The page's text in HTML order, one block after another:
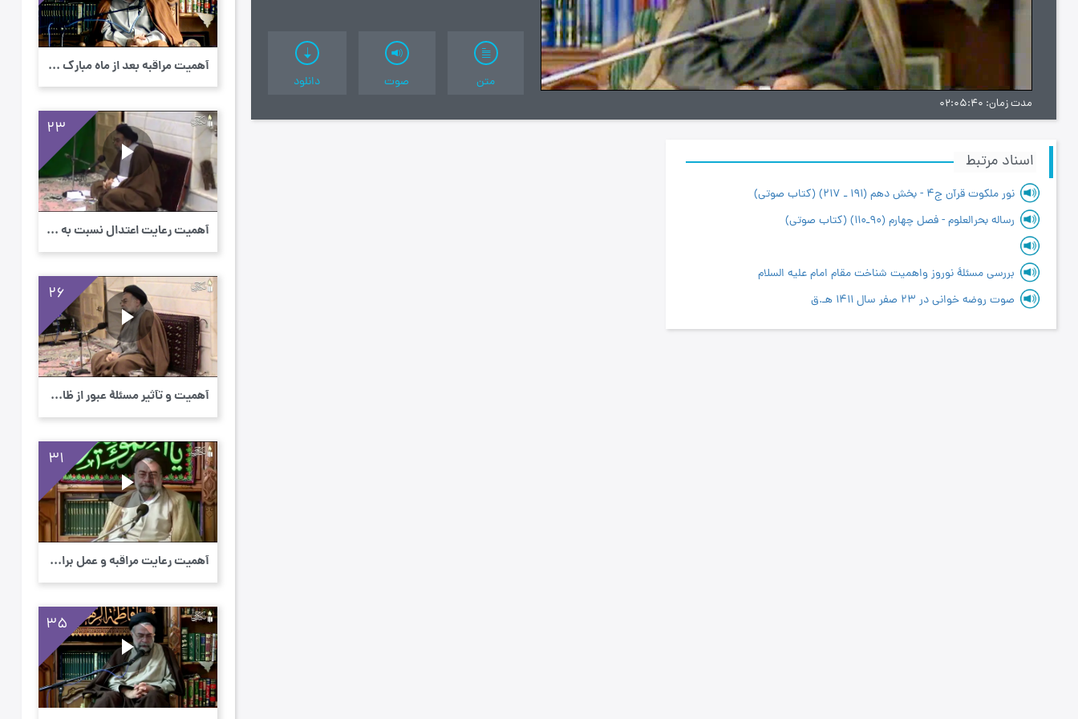
ویدیو
مدت زمان 02:05:40
متن صوت دانلود
اسناد مرتبط
نور ملکوت قرآن ج۴ - بخش دهم (191 ـ 217) (کتاب صوتی)
رساله بحرالعلوم - فصل چهارم (90ـ110) (کتاب صوتی)
بررسی مسئلۀ نوروز واهمیت شناخت مقام امام علیه السلام
صوت روضه خوانی در 23 صفر سال 1411 هـ.ق
أهمیت مراقبه بعد از ماه مبارك رمضان - سلوک...
23
أهمیت رعایت اعتدال نسبت به امور ظاهری و مع...
26
أهمیت و تأثیر مسئلۀ عبور از ظاهر به باطن د...
31
أهمیت رعایت مراقبه و عمل براساس مبانی بمنظ...
35